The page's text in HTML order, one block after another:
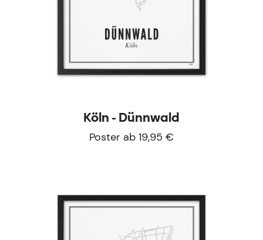
Köln - Dünnwald
Poster ab 19,95 €